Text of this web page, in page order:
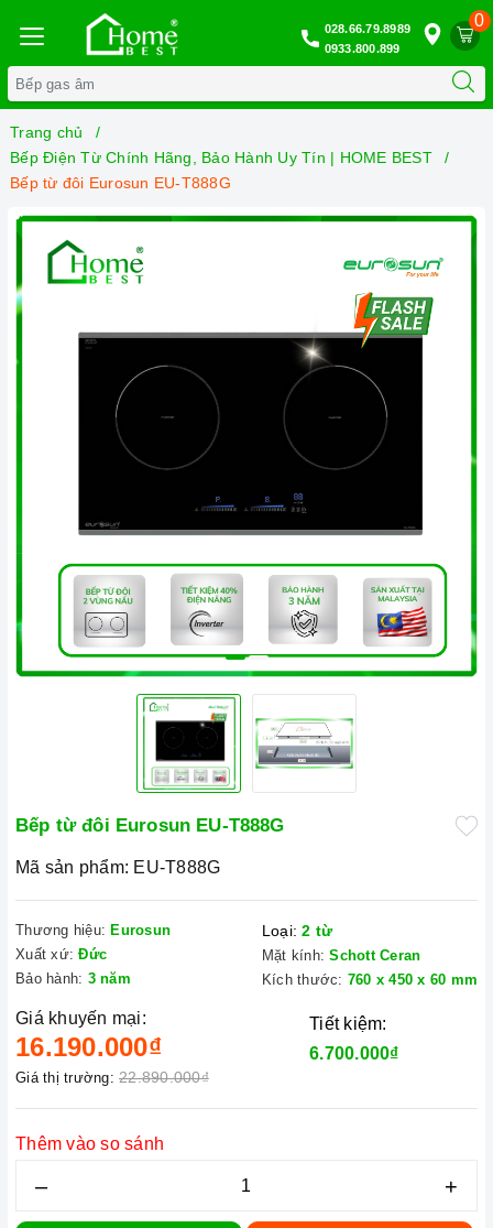
0
028.66.79.8989
0933.800.899
Trang chủ
Bếp Điện Từ Chính Hãng, Bảo Hành Uy Tín | HOME BEST
Bếp từ đôi Eurosun EU-T888G
Bếp từ đôi Eurosun EU-T888G
Mã sản phẩm: EU-T888G
Thương hiệu: Eurosun
Xuất xứ: Đức
Bảo hành: 3 năm
Loại: 2 từ
Mặt kính: Schott Ceran
Kích thước: 760 x 450 x 60 mm
Giá khuyến mại:
16.190.000₫
Giá thị trường: 22.890.000₫
Tiết kiệm:
6.700.000₫
Thêm vào so sánh
– +